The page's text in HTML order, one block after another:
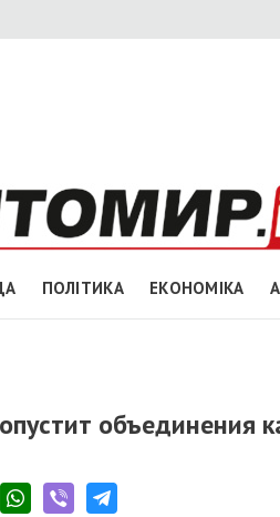
ПОЛІТИКА ЕКОНОМІКА
объединения